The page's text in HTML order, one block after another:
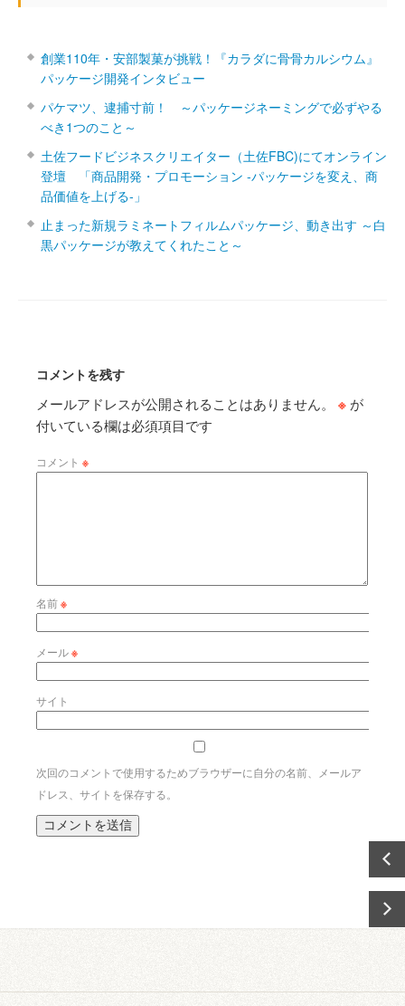
創業110年・安部製菓が挑戦！『カラダに骨骨カルシウム』
パッケージ開発インタビュー
パケマツ、逮捕寸前！ ～パッケージネーミングで必ずやる
べき1つのこと～
土佐フードビジネスクリエイター（土佐FBC)にてオンライン
登壇 「商品開発・プロモーション ‐パッケージを変え、商
品価値を上げる‐」
止まった新規ラミネートフィルムパッケージ、動き出す ～白
黒パッケージが教えてくれたこと～
コメントを残す
メールアドレスが公開されることはありません。 ※ が
付いている欄は必須項目です
コメント ※
名前※
メール※
サイト
次回のコメントで使用するためブラウザーに自分の名前、メールア
ドレス、サイトを保存する。